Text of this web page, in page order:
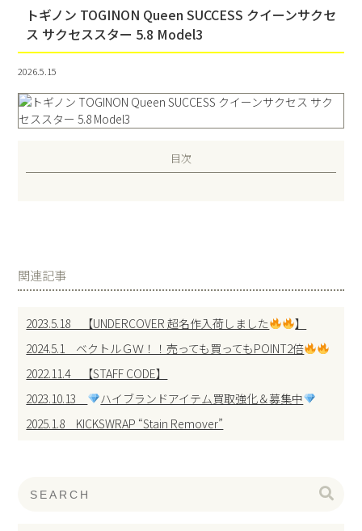
トギノン TOGINON Queen SUCCESS クイーンサクセ
ス サクセススター 5.8 Model3
2026.5.15
目次
関連記事
2023.5.18 【UNDERCOVER 超名作入荷しました
】
2024.5.1 ベクトルＧＷ！！売っても買ってもPOINT2倍
2022.11.4 【STAFF CODE】
2023.10.13
ハイブランドアイテム買取強化＆募集中
2025.1.8 KICKSWRAP “Stain Remover”